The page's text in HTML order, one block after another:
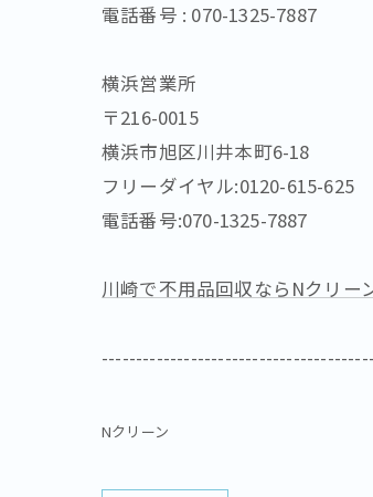
電話番号 : 070-1325-7887
横浜営業所
〒216-0015
横浜市旭区川井本町6-18
フリーダイヤル:0120-615-625
電話番号:070-1325-7887
川崎で不用品回収ならNクリー
Nクリーン